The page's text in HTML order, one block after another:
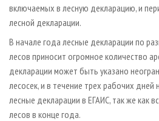
включаемых в лесную декларацию, и
лесной декларации.
В начале года лесные декларации по
лесов приносит огромное количество
декларации может быть указано
лесосек, и в течение трех рабочих дней
лесные декларации в ЕГАИС, так же как
лесов в конце года.